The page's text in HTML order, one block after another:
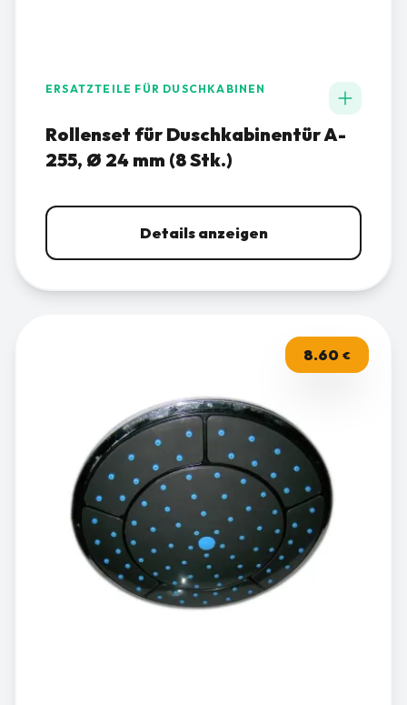
ERSATZTEILE FÜR DUSCHKABINEN
Rollenset für Duschkabinentür A-
255, Ø 24 mm (8 Stk.)
Details anzeigen
8.60 €